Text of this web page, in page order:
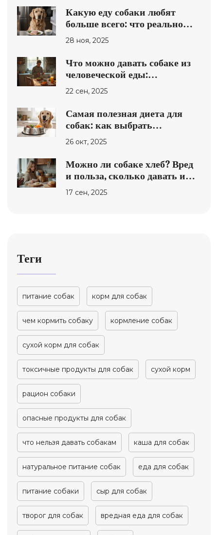
Какую еду собаки любят
больше всего: что реально
нравится вашему псу
28 ноя, 2025
Что можно давать собаке из
человеческой еды:
безопасные продукты, порции
и запреты (2025)
22 сен, 2025
Самая полезная диета для
собак: как выбрать
идеальный корм
26 окт, 2025
Можно ли собаке хлеб? Вред
и польза, сколько давать и
чем заменить
17 сен, 2025
Теги
питание собак корм для собак
чем кормить собаку кормление собак
сухой корм для собак
токсичные продукты для собак сухой корм
рацион собаки
опасные продукты для собак
что нельзя давать собакам каша для собак
натуральное питание собак еда для собак
питание собаки сыр для собак
творог для собак вредная еда для собак